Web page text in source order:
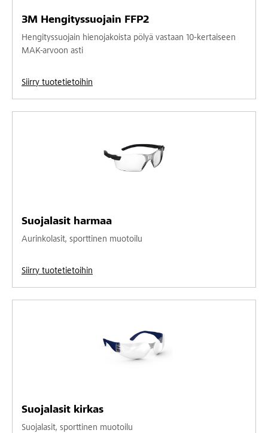
3M Hengityssuojain FFP2
Hengityssuojain hienojakoista pölyä vastaan 10-kertaiseen
MAK-arvoon asti
Siirry tuotetietoihin
Suojalasit harmaa
Aurinkolasit, sporttinen muotoilu
Siirry tuotetietoihin
Suojalasit kirkas
Suojalasit, sporttinen muotoilu